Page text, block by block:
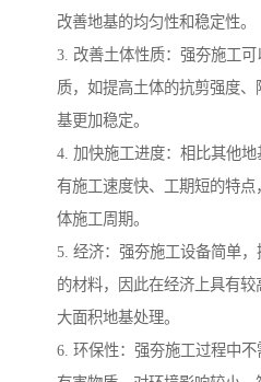
改善地基的均匀性和稳定性。
3. 改善土体性质：强夯施工
质，如提高土体的抗剪强度
基更加稳定。
4. 加快施工进度：相比其他
有施工速度快、工期短的特
体施工周期。
5. 经济：强夯施工设备简单
的材料，因此在经济上具有
大面积地基处理。
6. 环保性：强夯施工过程中